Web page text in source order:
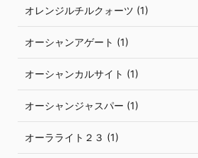
オレンジルチルクォーツ (1)
オーシャンアゲート (1)
オーシャンカルサイト (1)
オーシャンジャスパー (1)
オーラライト２３ (1)